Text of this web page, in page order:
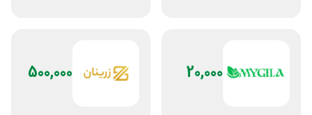
20,000
500,000